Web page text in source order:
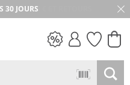
30 JOURS